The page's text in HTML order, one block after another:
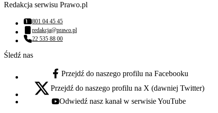
Redakcja serwisu Prawo.pl
Numer telefonu:
801 04 45 45
Adres email:
redakcja@prawo.pl
Numer telefonu:
22 535 88 00
Śledź nas
facebook - otwiera się w nowej karcie
Przejdź do naszego profilu na Facebooku
x - otwiera się w nowej karcie
Przejdź do naszego profilu na X (dawniej Twitter)
youtube - otwiera się w nowej karcie
Odwiedź nasz kanał w serwisie YouTube